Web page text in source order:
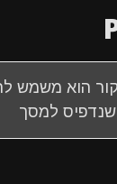
שנדפיס למסך